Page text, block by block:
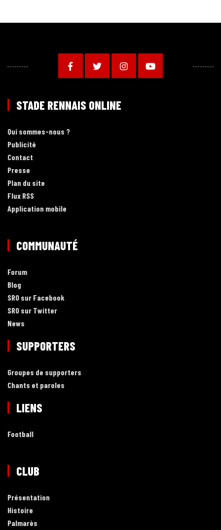
STADE RENNAIS ONLINE
Qui sommes-nous ?
Publicité
Contact
Presse
Plan du site
Flux RSS
Application mobile
COMMUNAUTÉ
Forum
Blog
SRO sur Facebook
SRO sur Twitter
News
SUPPORTERS
Groupes de supporters
Chants et paroles
LIENS
Football
CLUB
Présentation
Histoire
Palmarès